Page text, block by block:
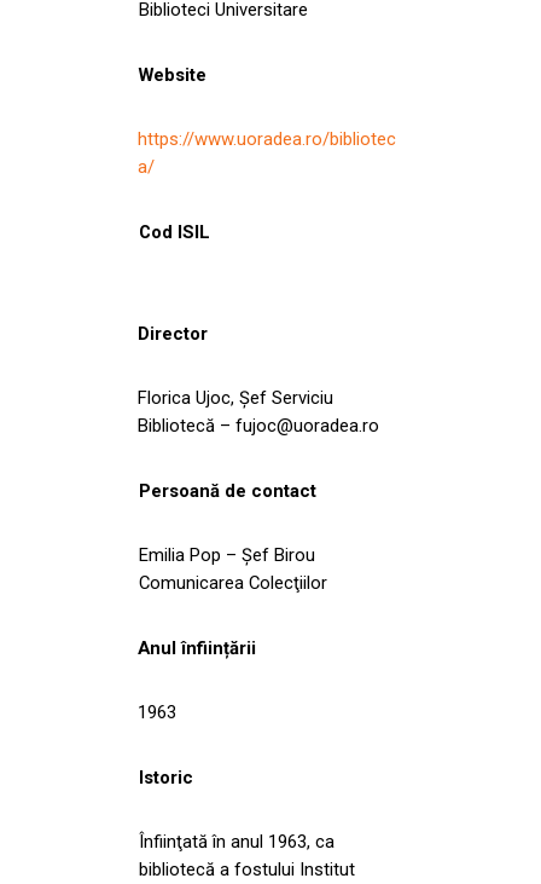
Biblioteci Universitare
Website
https://www.uoradea.ro/bibliotec
a/
Cod ISIL
Director
Florica Ujoc, Şef Serviciu
Bibliotecă – fujoc@uoradea.ro
Persoană de contact
Emilia Pop – Șef Birou
Comunicarea Colecţiilor
Anul înființării
1963
Istoric
Înfiinţată în anul 1963, ca
bibliotecă a fostului Institut